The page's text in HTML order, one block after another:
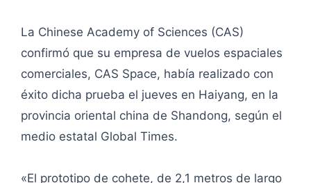
La Chinese Academy of Sciences (CAS)
confirmó que su empresa de vuelos espaciales
comerciales, CAS Space, había realizado con
éxito dicha prueba el jueves en Haiyang, en la
provincia oriental china de Shandong, según el
medio estatal Global Times.
«El prototipo de cohete, de 2,1 metros de largo